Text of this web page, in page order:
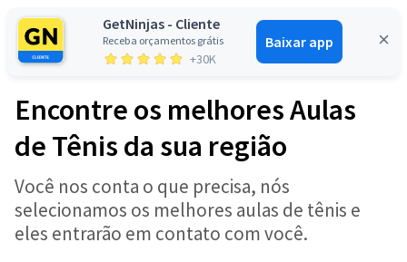
GetNinjas - Cliente
Receba orçamentos grátis
+30K
Baixar app
Entrar
Encontre os melhores Aulas
de Tênis da sua região
Você nos conta o que precisa, nós
selecionamos os melhores aulas de tênis e
eles entrarão em contato com você.